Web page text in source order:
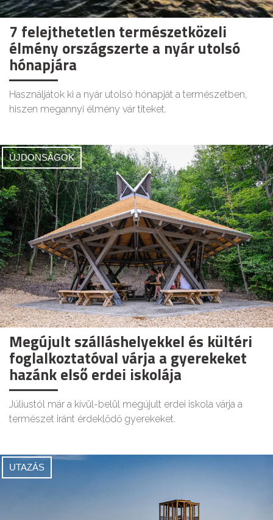
7 felejthetetlen természetközeli
élmény országszerte a nyár utolsó
hónapjára
Használjátok ki a nyár utolsó hónapját a természetben,
hiszen megannyi élmény vár titeket.
ÚJDONSÁGOK
Megújult szálláshelyekkel és kültéri
foglalkoztatóval várja a gyerekeket
hazánk első erdei iskolája
Júliustól már a kívül-belül megújult erdei iskola várja a
természet iránt érdeklődő gyerekeket.
UTAZÁS